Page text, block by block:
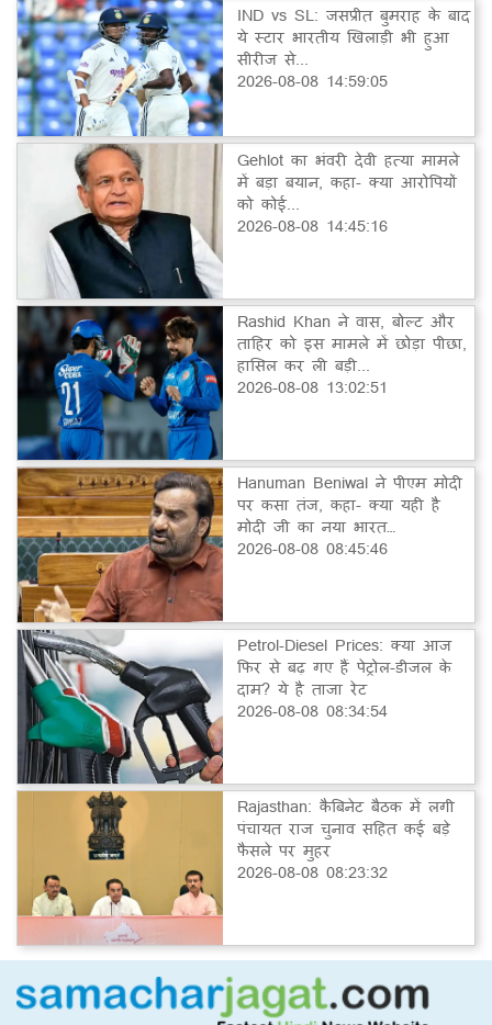
IND vs SL: जसप्रीत बुमराह के बाद
ये स्टार भारतीय खिलाड़ी भी हुआ
सीरीज से...
2026-08-08 14:59:05
Gehlot का भंवरी देवी हत्या मामले
में बड़ा बयान, कहा- क्या आरोपियों
को कोई...
2026-08-08 14:45:16
Rashid Khan ने वास, बोल्ट और
ताहिर को इस मामले में छोड़ा पीछा,
हासिल कर ली बड़ी...
2026-08-08 13:02:51
Hanuman Beniwal ने पीएम मोदी
पर कसा तंज, कहा- क्या यही है
मोदी जी का नया भारत…
2026-08-08 08:45:46
Petrol-Diesel Prices: क्या आज
फिर से बढ़ गए हैं पेट्रोल-डीजल के
दाम? ये है ताजा रेट
2026-08-08 08:34:54
Rajasthan: कैबिनेट बैठक में लगी
पंचायत राज चुनाव सहित कई बड़े
फैसले पर मुहर
2026-08-08 08:23:32